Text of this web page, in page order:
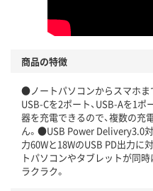
商品の特徴
●ノートパソコンからスマホま
USB-Cを2ポート、USB-Aを1
器を充電できるので、複数の充
ん。●USB Power Delivery3.0
力60Wと18WのUSB PD出力に
トパソコンやタブレットが同
ラクラク。